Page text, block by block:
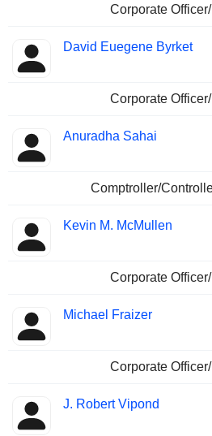
Corporate
David Euegene Byrket
Corporate
Anuradha Sahai
Comptroller/
Kevin M. McMullen
Corporate
Michael Fraizer
Corporate
J. Robert Vipond